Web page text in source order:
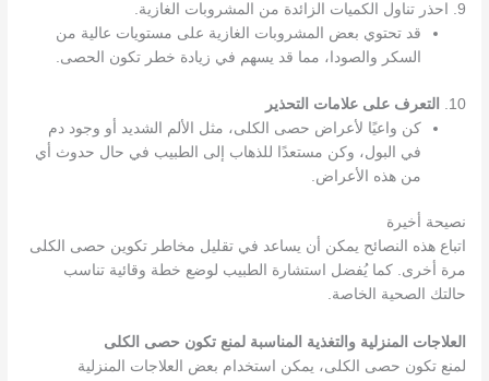
9. احذر تناول الكميات الزائدة من المشروبات الغازية.
قد تحتوي بعض المشروبات الغازية على مستويات عالية من
السكر والصودا، مما قد يسهم في زيادة خطر تكون الحصى.
10.
التعرف على علامات التحذير
كن واعيًا لأعراض حصى الكلى، مثل الألم الشديد أو وجود دم
في البول، وكن مستعدًا للذهاب إلى الطبيب في حال حدوث أي
من هذه الأعراض.
نصيحة أخيرة
اتباع هذه النصائح يمكن أن يساعد في تقليل مخاطر تكوين حصى الكلى
مرة أخرى. كما يُفضل استشارة الطبيب لوضع خطة وقائية تناسب
حالتك الصحية الخاصة.
العلاجات المنزلية والتغذية المناسبة لمنع تكون حصى الكلى
لمنع تكون حصى الكلى، يمكن استخدام بعض العلاجات المنزلية